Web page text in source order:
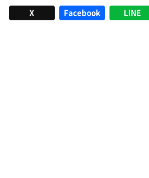
X Facebook LINE